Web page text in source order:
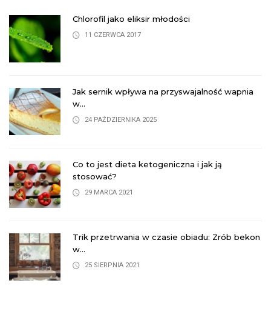
Chlorofil jako eliksir młodości
11 CZERWCA 2017
Jak sernik wpływa na przyswajalność wapnia
w...
24 PAŹDZIERNIKA 2025
Co to jest dieta ketogeniczna i jak ją
stosować?
29 MARCA 2021
Trik przetrwania w czasie obiadu: Zrób bekon
w...
25 SIERPNIA 2021